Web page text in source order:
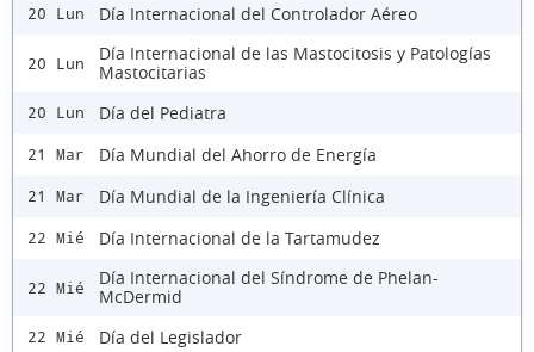
20 Lun Día Internacional del Controlador Aéreo
20 Lun
Día Internacional de las Mastocitosis y Patologías
Mastocitarias
20 Lun Día del Pediatra
21 Mar Día Mundial del Ahorro de Energía
21 Mar Día Mundial de la Ingeniería Clínica
22 Mié Día Internacional de la Tartamudez
22 Mié
Día Internacional del Síndrome de Phelan-
McDermid
22 Mié Día del Legislador